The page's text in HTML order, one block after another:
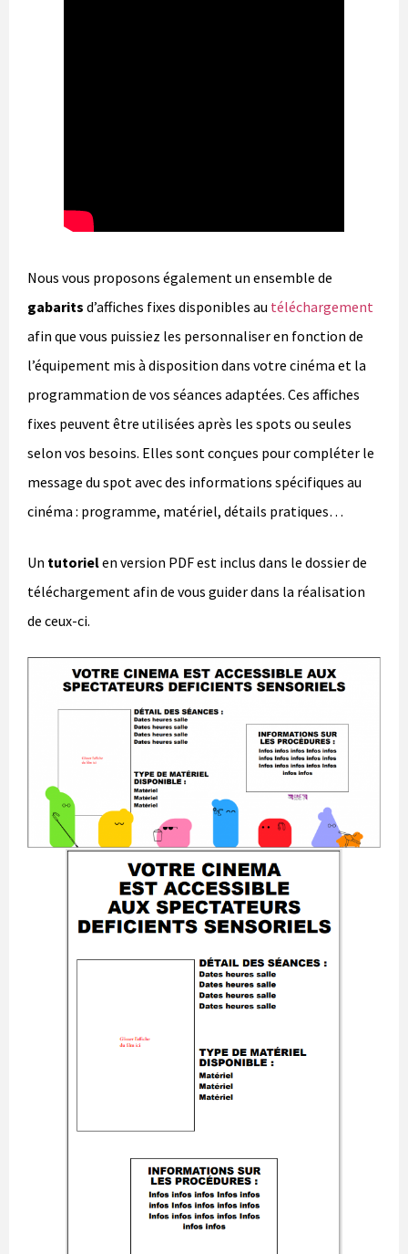
Nous vous proposons également un ensemble de
gabarits d’affiches fixes disponibles au téléchargement
afin que vous puissiez les personnaliser en fonction de
l’équipement mis à disposition dans votre cinéma et la
programmation de vos séances adaptées. Ces affiches
fixes peuvent être utilisées après les spots ou seules
selon vos besoins. Elles sont conçues pour compléter le
message du spot avec des informations spécifiques au
cinéma : programme, matériel, détails pratiques…
Un tutorielen version PDF est inclus dans le dossier de
téléchargement afin de vous guider dans la réalisation
de ceux-ci.